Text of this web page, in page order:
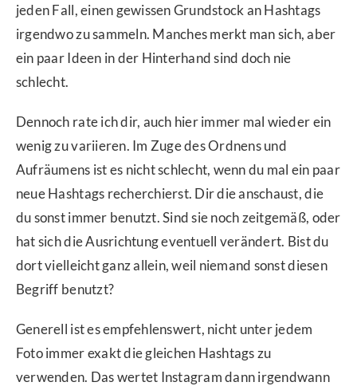
jeden Fall, einen gewissen Grundstock an Hashtags
irgendwo zu sammeln. Manches merkt man sich, aber
ein paar Ideen in der Hinterhand sind doch nie
schlecht.
Dennoch rate ich dir, auch hier immer mal wieder ein
wenig zu variieren. Im Zuge des Ordnens und
Aufräumens ist es nicht schlecht, wenn du mal ein paar
neue Hashtags recherchierst. Dir die anschaust, die
du sonst immer benutzt. Sind sie noch zeitgemäß, oder
hat sich die Ausrichtung eventuell verändert. Bist du
dort vielleicht ganz allein, weil niemand sonst diesen
Begriff benutzt?
Generell ist es empfehlenswert, nicht unter jedem
Foto immer exakt die gleichen Hashtags zu
verwenden. Das wertet Instagram dann irgendwann